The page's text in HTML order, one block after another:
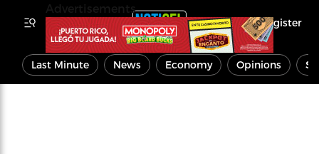
Register
Last Minute News Economy Opinions
Advertisements